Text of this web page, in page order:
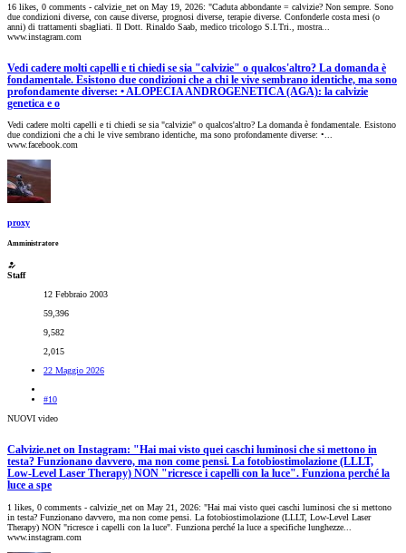
16 likes, 0 comments - calvizie_net on May 19, 2026: "Caduta abbondante = calvizie? Non sempre. Sono
due condizioni diverse, con cause diverse, prognosi diverse, terapie diverse. Confonderle costa mesi (o
anni) di trattamenti sbagliati. Il Dott. Rinaldo Saab, medico tricologo S.I.Tri., mostra...
www.instagram.com
Vedi cadere molti capelli e ti chiedi se sia "calvizie" o qualcos'altro? La domanda è
fondamentale. Esistono due condizioni che a chi le vive sembrano identiche, ma sono
profondamente diverse: • ALOPECIA ANDROGENETICA (AGA): la calvizie
genetica e o
Vedi cadere molti capelli e ti chiedi se sia "calvizie" o qualcos'altro? La domanda è fondamentale. Esistono
due condizioni che a chi le vive sembrano identiche, ma sono profondamente diverse: •...
www.facebook.com
proxy
Amministratore
Staff
12 Febbraio 2003
59,396
9,582
2,015
22 Maggio 2026
#10
NUOVI video
Calvizie.net on Instagram: "Hai mai visto quei caschi luminosi che si mettono in
testa? Funzionano davvero, ma non come pensi. La fotobiostimolazione (LLLT,
Low-Level Laser Therapy) NON "ricresce i capelli con la luce". Funziona perché la
luce a spe
1 likes, 0 comments - calvizie_net on May 21, 2026: "Hai mai visto quei caschi luminosi che si mettono
in testa? Funzionano davvero, ma non come pensi. La fotobiostimolazione (LLLT, Low-Level Laser
Therapy) NON "ricresce i capelli con la luce". Funziona perché la luce a specifiche lunghezze...
www.instagram.com